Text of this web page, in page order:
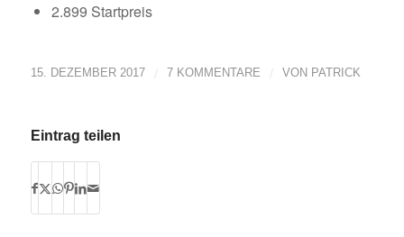
2.899 Startpreis
15. DEZEMBER 2017 / 7 KOMMENTARE / VON PATRICK
Eintrag teilen